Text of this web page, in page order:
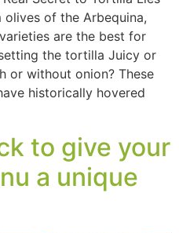
olives of the Arbequina,
are the best for
the tortilla Juicy or
or without onion? These
historically hovered
to give your
a unique